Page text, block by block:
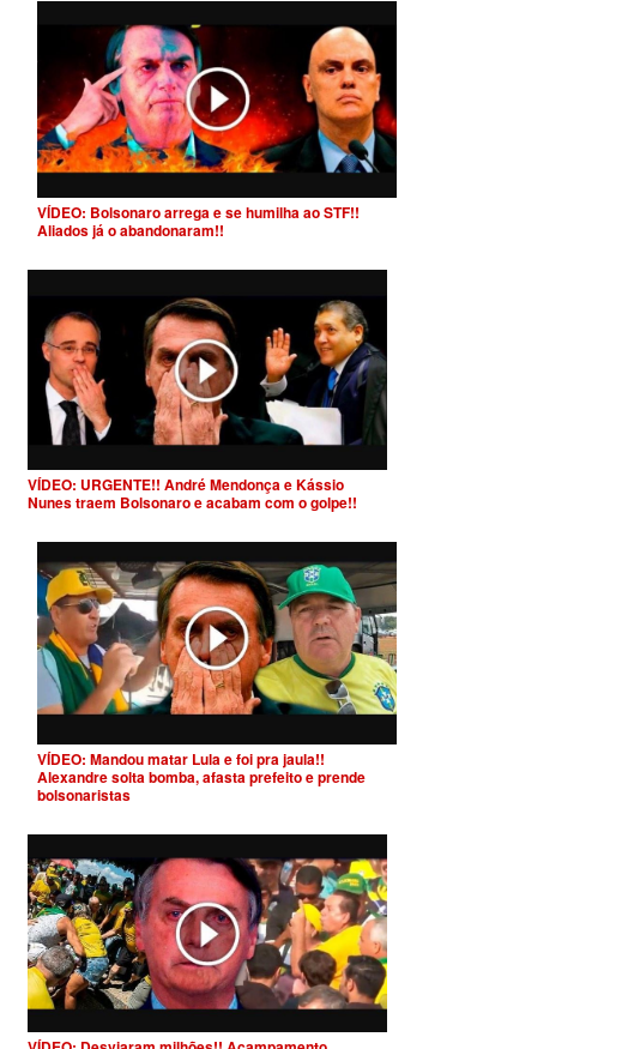
VÍDEO: Bolsonaro arrega e se humilha ao STF!!
Aliados já o abandonaram!!
VÍDEO: URGENTE!! André Mendonça e Kássio
Nunes traem Bolsonaro e acabam com o golpe!!
VÍDEO: Mandou matar Lula e foi pra jaula!!
Alexandre solta bomba, afasta prefeito e prende
bolsonaristas